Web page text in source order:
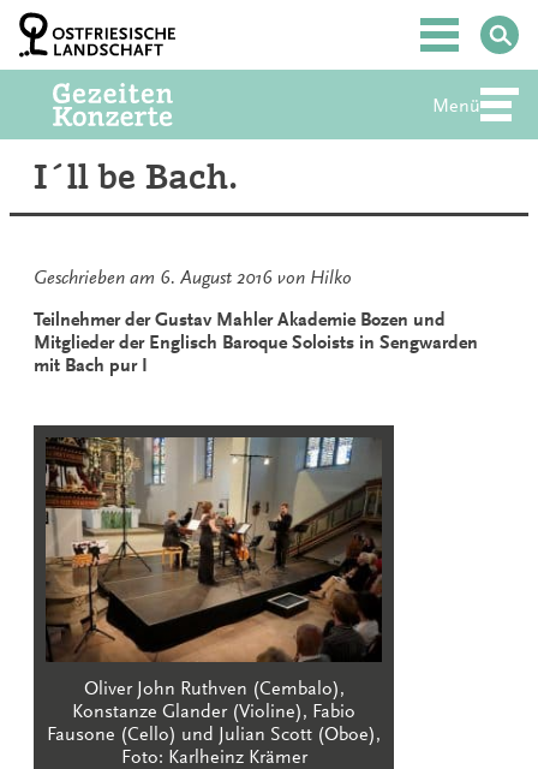
Zum
Inhalt
springen
Hauptmenü
Menü
I´ll be Bach.
Geschrieben am 6. August 2016 von Hilko
Teilnehmer der Gustav Mahler Akademie Bozen und
Mitglieder der Englisch Baroque Soloists in Sengwarden
mit Bach pur I
Oliver John Ruthven (Cembalo),
Konstanze Glander (Violine), Fabio
Fausone (Cello) und Julian Scott (Oboe),
Foto: Karlheinz Krämer